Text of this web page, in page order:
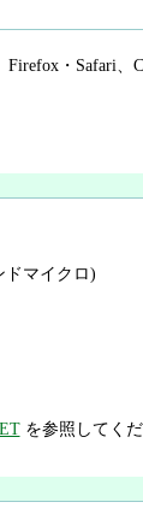
・Safari、
マイクロ)
を参照してくだ